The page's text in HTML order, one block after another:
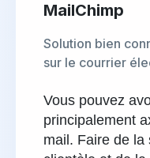
MailChimp
Solution bien
sur le courrier
Vous pouvez
principalement
mail. Faire de la